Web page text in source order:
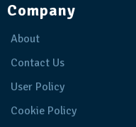
Company
About
Contact Us
User Policy
Cookie Policy